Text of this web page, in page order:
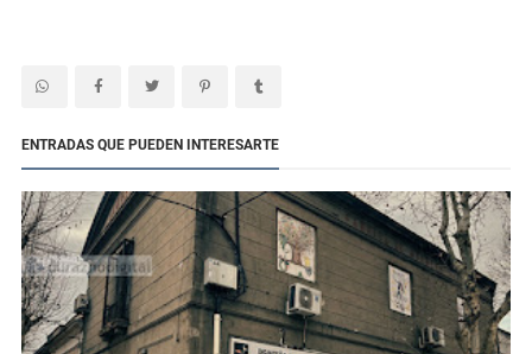
ENTRADAS QUE PUEDEN INTERESARTE